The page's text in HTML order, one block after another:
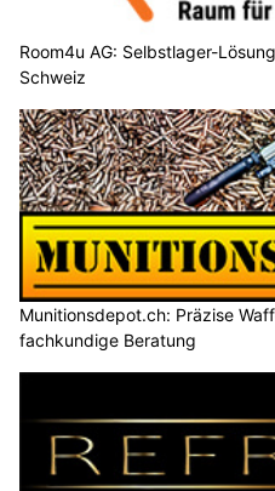
Room4u AG: Selbstlager-
Schweiz
Munitionsdepot.ch: Präzise
fachkundige Beratung